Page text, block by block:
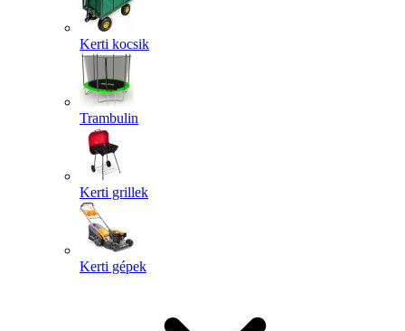
Kerti kocsik
Trambulin
Kerti grillek
Kerti gépek